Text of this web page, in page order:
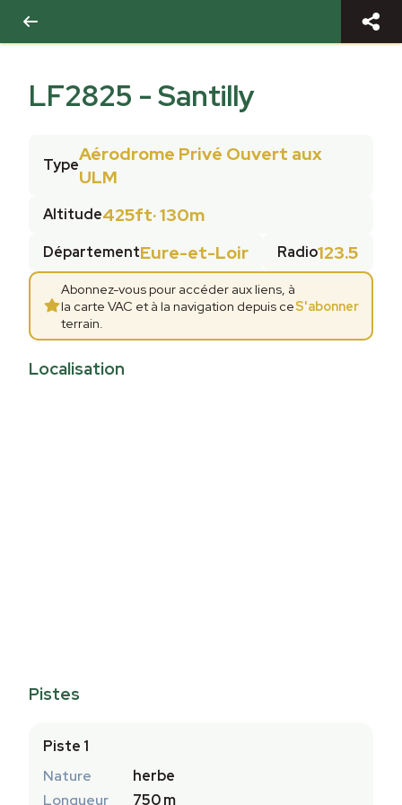
LF2825 -Santilly
TypeAérodrome Privé Ouvert aux
ULM
Altitude425ft·130m
DépartementEure-et-Loir Radio123.5
Abonnez-vous pour accéder aux liens, à
la carte VAC et à la navigation depuis ce
terrain.
S'abonner
Localisation
Pistes
Piste 1
Nature
herbe
Longueur
750 m